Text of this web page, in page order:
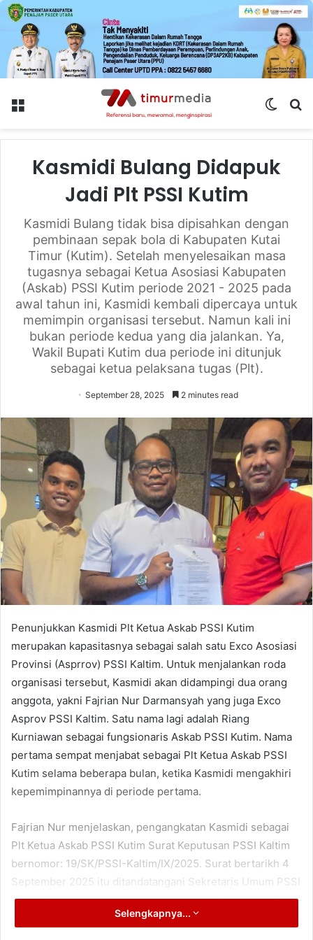
Menu
Switch
Kasmidi Bulang Didapuk
Jadi Plt PSSI Kutim
Kasmidi Bulang tidak bisa dipisahkan dengan
pembinaan sepak bola di Kabupaten Kutai
Timur (Kutim). Setelah menyelesaikan masa
tugasnya sebagai Ketua Asosiasi Kabupaten
(Askab) PSSI Kutim periode 2021 - 2025 pada
awal tahun ini, Kasmidi kembali dipercaya untuk
memimpin organisasi tersebut. Namun kali ini
bukan periode kedua yang dia jalankan. Ya,
Wakil Bupati Kutim dua periode ini ditunjuk
sebagai ketua pelaksana tugas (Plt).
September 28, 2025 2 minutes read
Penunjukkan Kasmidi Plt Ketua Askab PSSI Kutim
merupakan kapasitasnya sebagai salah satu Exco Asosiasi
Provinsi (Asprrov) PSSI Kaltim. Untuk menjalankan roda
organisasi tersebut, Kasmidi akan didampingi dua orang
anggota, yakni Fajrian Nur Darmansyah yang juga Exco
Asprov PSSI Kaltim. Satu nama lagi adalah Riang
Kurniawan sebagai fungsionaris Askab PSSI Kutim. Nama
pertama sempat menjabat sebagai Plt Ketua Askab PSSI
Kutim selama beberapa bulan, ketika Kasmidi mengakhiri
kepemimpinannya di periode pertama.
Fajrian Nur menjelaskan, pengangkatan Kasmidi sebagai
Plt Ketua Askab PSSI Kutim Surat Keputusan PSSI Kaltim
bernomor: 19/SK/PSSI-Kaltim/IX/2025. Surat bertarikh 4
September 2025 itu ditandatangani Sekretaris Umum PSSI
Kaltim Supono yang mengatasnamakan Ketua Umum PSSI
Kaltim HM Said Amin.Selengkapnya...